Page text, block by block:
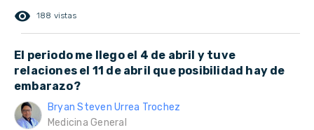
remove_red_eye 188 vistas
El periodo me llego el 4 de abril y tuve
relaciones el 11 de abril que posibilidad hay de
embarazo?
Bryan Steven Urrea Trochez
Medicina General